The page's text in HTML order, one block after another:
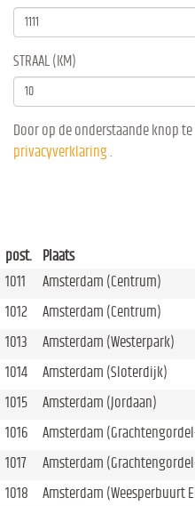
STRAAL (KM)
Door op de onderstaande knop
privacyverklaring
post. Plaats
1011
Amsterdam (Centrum)
1012
Amsterdam (Centrum)
1013
Amsterdam (Westerpark)
1014
Amsterdam (Sloterdijk)
1015
Amsterdam (Jordaan)
1016
Amsterdam
1017
Amsterdam
1018
Amsterdam (Weesperbuurt